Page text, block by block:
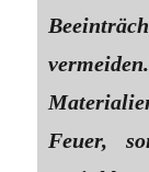
Feuer,